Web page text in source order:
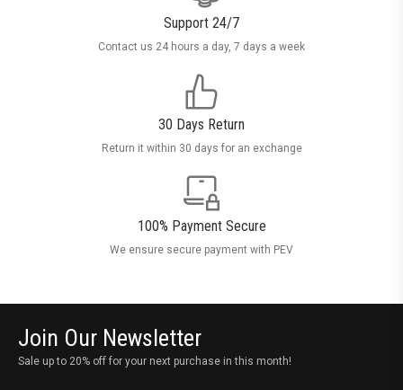
Support 24/7
Contact us 24 hours a day, 7 days a week
30 Days Return
Return it within 30 days for an exchange
100% Payment Secure
We ensure secure payment with PEV
Join Our Newsletter
Sale up to 20% off for your next purchase in this month!